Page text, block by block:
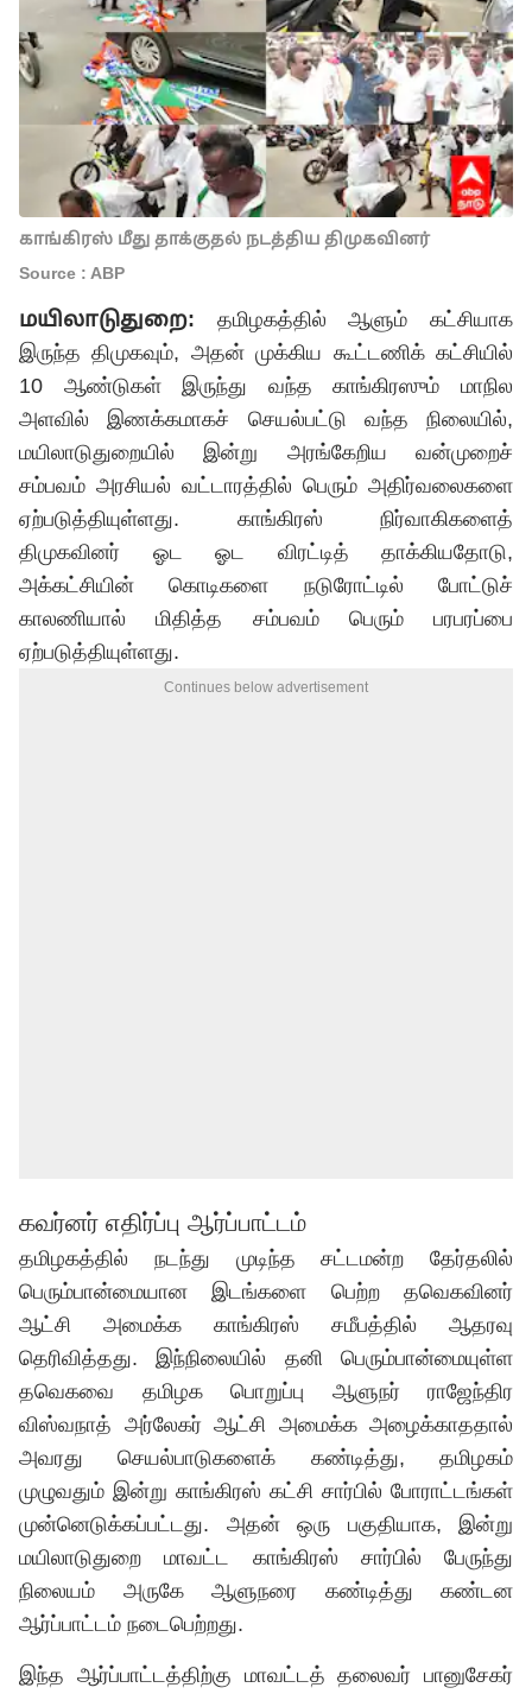
காங்கிரஸ் மீது தாக்குதல் நடத்திய திமுகவினர்
Source : ABP
மயிலாடுதுறை: தமிழகத்தில் ஆளும் கட்சியாக
இருந்த திமுகவும், அதன் முக்கிய கூட்டணிக் கட்சியில்
10 ஆண்டுகள் இருந்து வந்த காங்கிரஸும் மாநில
அளவில் இணக்கமாகச் செயல்பட்டு வந்த நிலையில்,
மயிலாடுதுறையில் இன்று அரங்கேறிய வன்முறைச்
சம்பவம் அரசியல் வட்டாரத்தில் பெரும் அதிர்வலைகளை
ஏற்படுத்தியுள்ளது. காங்கிரஸ் நிர்வாகிகளைத்
திமுகவினர் ஓட ஓட விரட்டித் தாக்கியதோடு,
அக்கட்சியின் கொடிகளை நடுரோட்டில் போட்டுச்
காலணியால் மிதித்த சம்பவம் பெரும் பரபரப்பை
ஏற்படுத்தியுள்ளது.
Continues below advertisement
கவர்னர் எதிர்ப்பு ஆர்ப்பாட்டம்
தமிழகத்தில் நடந்து முடிந்த சட்டமன்ற தேர்தலில்
பெரும்பான்மையான இடங்களை பெற்ற தவெகவினர்
ஆட்சி அமைக்க காங்கிரஸ் சமீபத்தில் ஆதரவு
தெரிவித்தது. இந்நிலையில் தனி பெரும்பான்மையுள்ள
தவெகவை தமிழக பொறுப்பு ஆளுநர் ராஜேந்திர
விஸ்வநாத் அர்லேகர் ஆட்சி அமைக்க அழைக்காததால்
அவரது செயல்பாடுகளைக் கண்டித்து, தமிழகம்
முழுவதும் இன்று காங்கிரஸ் கட்சி சார்பில் போராட்டங்கள்
முன்னெடுக்கப்பட்டது‌. அதன் ஒரு பகுதியாக, இன்று
மயிலாடுதுறை மாவட்ட காங்கிரஸ் சார்பில் பேருந்து
நிலையம் அருகே ஆளுநரை கண்டித்து கண்டன
ஆர்ப்பாட்டம் நடைபெற்றது.
இந்த ஆர்ப்பாட்டத்திற்கு மாவட்டத் தலைவர் பானுசேகர்